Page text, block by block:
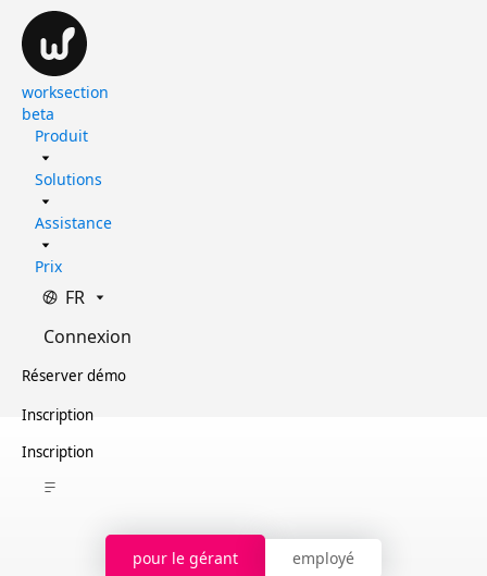
worksection
beta
Produit
Solutions
Assistance
Prix
FR
Connexion
Réserver démo
Inscription
Inscription
pour le gérant employé